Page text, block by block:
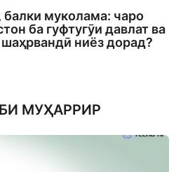
балки муколама: чаро
ба гуфтугӯи давлат ва
ниёз дорад?
МУҲАРРИР